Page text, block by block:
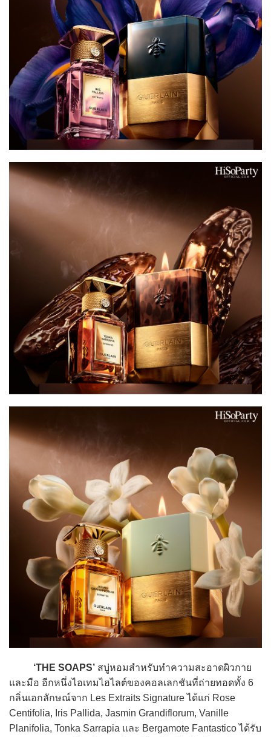
‘THE SOAPS’ สบู่หอมสำหรับทำความสะอาดผิวกาย
และมือ อีกหนึ่งไอเทมไฮไลต์ของคอลเลกชันที่ถ่ายทอดทั้ง 6
กลิ่นเอกลักษณ์จาก Les Extraits Signature ได้แก่ Rose
Centifolia, Iris Pallida, Jasmin Grandiflorum, Vanille
Planifolia, Tonka Sarrapia และ Bergamote Fantastico ได้รับ